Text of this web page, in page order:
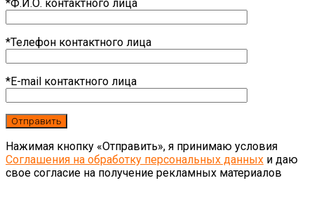
*Ф.И.О. контактного лица
*Телефон контактного лица
*E-mail контактного лица
Нажимая кнопку «Отправить», я принимаю условия
Соглашения на обработку персональных данных и даю
свое согласие на получение рекламных материалов